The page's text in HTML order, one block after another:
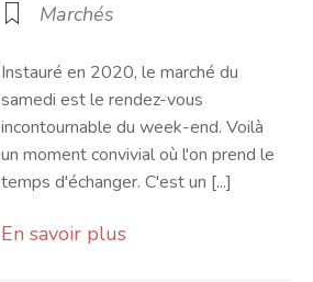
Marchés
Instauré en 2020, le marché du
samedi est le rendez-vous
incontournable du week-end. Voilà
un moment convivial où l'on prend le
temps d'échanger. C'est un [...]
En savoir plus